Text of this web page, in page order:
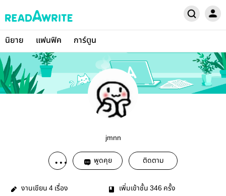
นิยาย แฟนฟิค การ์ตูน
jmnn
พูดคุย ติดตาม
งานเขียน 4 เรื่อง เพิ่มเข้าชั้น 346 ครั้ง